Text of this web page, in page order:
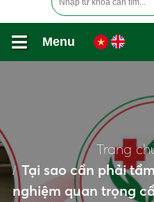
Menu
Trang
Tại sao cần phải
nghiệm quan trọng